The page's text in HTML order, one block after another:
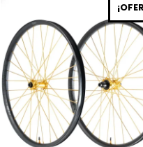
tiene
múltiples
variantes.
Las
opciones
se
pueden
elegir